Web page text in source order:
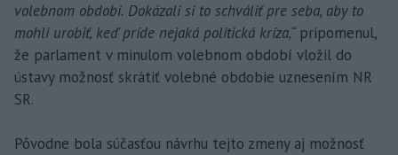
volebnom období. Dokázali si to schváliť pre seba, aby to
mohli urobiť, keď príde nejaká politická kríza,“ pripomenul,
že parlament v minulom volebnom období vložil do
ústavy možnosť skrátiť volebné obdobie uznesením NR
SR.
Pôvodne bola súčasťou návrhu tejto zmeny aj možnosť